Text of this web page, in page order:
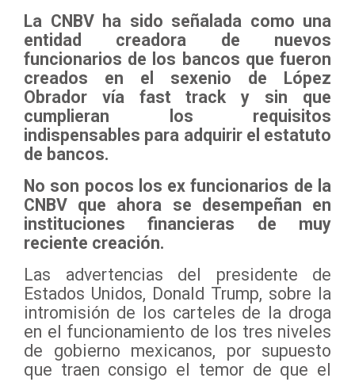
La CNBV ha sido señalada como una
entidad creadora de nuevos
funcionarios de los bancos que fueron
creados en el sexenio de López
Obrador vía fast track y sin que
cumplieran los requisitos
indispensables para adquirir el estatuto
de bancos.
No son pocos los ex funcionarios de la
CNBV que ahora se desempeñan en
instituciones financieras de muy
reciente creación.
Las advertencias del presidente de
Estados Unidos, Donald Trump, sobre la
intromisión de los carteles de la droga
en el funcionamiento de los tres niveles
de gobierno mexicanos, por supuesto
que traen consigo el temor de que el